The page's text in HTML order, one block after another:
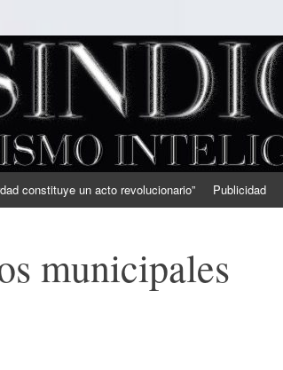
constituye un acto revolucionario” Publicidad
municipales